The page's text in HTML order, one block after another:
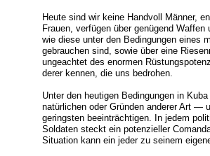
Heute sind wir keine Handvoll Männer,
Frauen, verfügen über genügend
wie diese unter den Bedingungen eines
gebrauchen sind, sowie über eine
ungeachtet des enormen
derer kennen, die uns bedrohen.
Unter den heutigen Bedingungen in
natürlichen oder Gründen anderer Art —
geringsten beeinträchtigen. In jedem
Soldaten steckt ein potenzieller
Situation kann ein jeder zu seinem